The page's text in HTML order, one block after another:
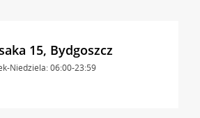
15, Bydgoszcz
Niedziela: 06:00-23:59